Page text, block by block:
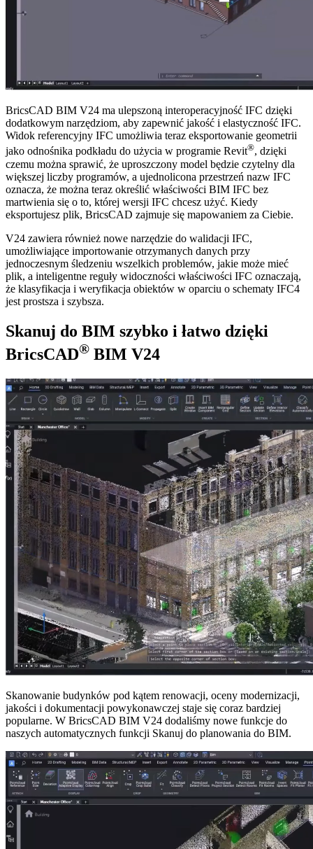
BricsCAD BIM V24 ma ulepszoną interoperacyjność IFC dzięki
dodatkowym narzędziom, aby zapewnić jakość i elastyczność IFC.
Widok referencyjny IFC umożliwia teraz eksportowanie geometrii
jako odnośnika podkładu do użycia w programie Revit®, dzięki
czemu można sprawić, że uproszczony model będzie czytelny dla
większej liczby programów, a ujednolicona przestrzeń nazw IFC
oznacza, że można teraz określić właściwości BIM IFC bez
martwienia się o to, której wersji IFC chcesz użyć. Kiedy
eksportujesz plik, BricsCAD zajmuje się mapowaniem za Ciebie.
V24 zawiera również nowe narzędzie do walidacji IFC,
umożliwiające importowanie otrzymanych danych przy
jednoczesnym śledzeniu wszelkich problemów, jakie może mieć
plik, a inteligentne reguły widoczności właściwości IFC oznaczają,
że klasyfikacja i weryfikacja obiektów w oparciu o schematy IFC4
jest prostsza i szybsza.
Skanuj do BIM szybko i łatwo dzięki
BricsCAD® BIM V24
Skanowanie budynków pod kątem renowacji, oceny modernizacji,
jakości i dokumentacji powykonawczej staje się coraz bardziej
popularne. W BricsCAD BIM V24 dodaliśmy nowe funkcje do
naszych automatycznych funkcji Skanuj do planowania do BIM.